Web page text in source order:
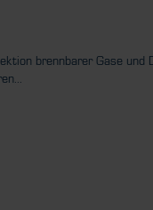
brennbarer Gase und